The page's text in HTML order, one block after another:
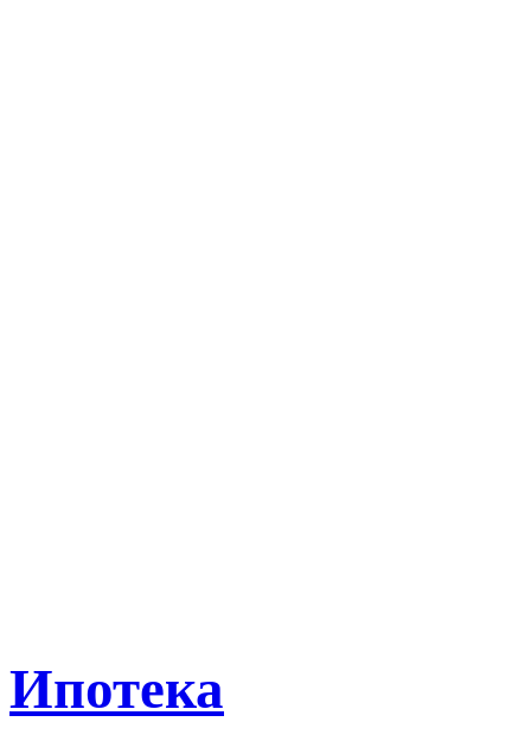
Ипотека